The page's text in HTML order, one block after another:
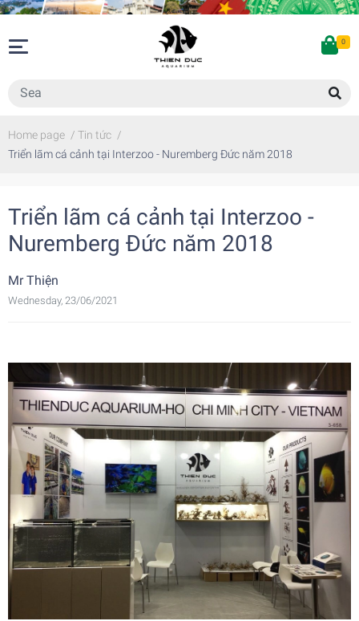
0
Home page / Tin tức /
Triển lãm cá cảnh tại Interzoo - Nuremberg Đức năm 2018
Triển lãm cá cảnh tại Interzoo -
Nuremberg Đức năm 2018
Mr Thiện
Wednesday, 23/06/2021